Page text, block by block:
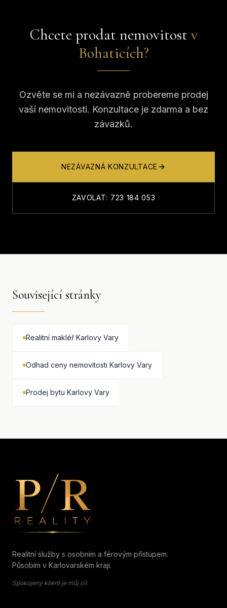
Chcete prodat nemovitost v
Bohaticích?
Ozvěte se mi a nezávazně probereme prodej
vaší nemovitosti. Konzultace je zdarma a bez
závazků.
NEZÁVAZNÁ KONZULTACE
ZAVOLAT: 723 184 053
Související stránky
Realitní makléř Karlovy Vary
Odhad ceny nemovitosti Karlovy Vary
Prodej bytu Karlovy Vary
Petr Rohan | P/R Reality
Realitní služby s osobním a férovým přístupem.
Působím v Karlovarském kraji.
Spokojený klient je můj cíl.